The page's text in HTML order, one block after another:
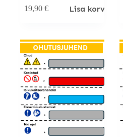
19,90 € Lisa korvi